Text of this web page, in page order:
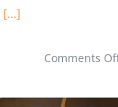
[...]
Comments